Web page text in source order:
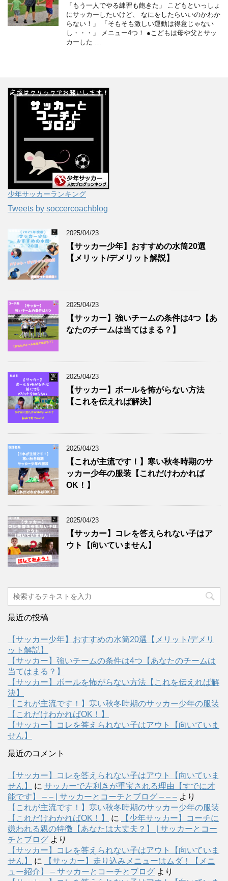
「もう一人でやる練習も飽きた」 こどもといっしょ
にサッカーしたいけど、 なにをしたらいいのかわか
らない！」 「そもそも激しい運動は得意じゃない
し・・・」 メニュー4つ！ ●こどもは母や父とサッ
カーした …
少年サッカーランキング
Tweets by soccercoachblog
2025/04/23
【サッカー少年】おすすめの水筒20選
【メリット/デメリット解説】
2025/04/23
【サッカー】強いチームの条件は4つ【あ
なたのチームは当てはまる？】
2025/04/23
【サッカー】ボールを怖がらない方法
【これを伝えれば解決】
2025/04/23
【これが主流です！】寒い秋冬時期のサ
ッカー少年の服装【これだけわかれば
OK！】
2025/04/23
【サッカー】コレを答えられない子はア
ウト【向いていません】
最近の投稿
【サッカー少年】おすすめの水筒20選【メリット/デメリ
ット解説】
【サッカー】強いチームの条件は4つ【あなたのチームは
当てはまる？】
【サッカー】ボールを怖がらない方法【これを伝えれば解
決】
【これが主流です！】寒い秋冬時期のサッカー少年の服装
【これだけわかればOK！】
【サッカー】コレを答えられない子はアウト【向いていま
せん】
最近のコメント
【サッカー】コレを答えられない子はアウト【向いていま
せん】
に サッカーで左利きが重宝される理由【すでに才
能です】 – – | サッカーとコーチとブログ – – – より
【これが主流です！】寒い秋冬時期のサッカー少年の服装
【これだけわかればOK！】
に
【少年サッカー】コーチに
嫌われる親の特徴【あなたは大丈夫？】 | サッカーとコー
チとブログ より
【サッカー】コレを答えられない子はアウト【向いていま
せん】
に
【サッカー】走り込みメニューはムダ！【メニ
ュー紹介】 – サッカーとコーチとブログ より